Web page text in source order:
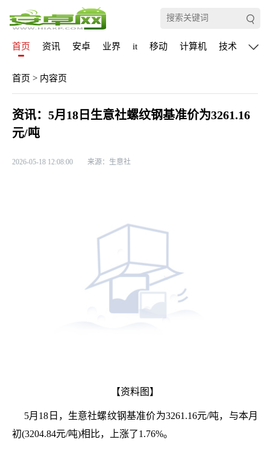
首页 资讯 安卓 业界 it 移动 计算机 技术 通信
首页 > 内容页
资讯：5月18日生意社螺纹钢基准价为3261.16
元/吨
2026-05-18 12:08:00 来源：生意社
【资料图】
5月18日，生意社螺纹钢基准价为3261.16元/吨，与本月
初(3204.84元/吨)相比，上涨了1.76%。